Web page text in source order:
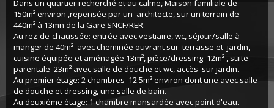
Dans un quartier recherché et au calme, Maison familiale de
150m² environ ,repensée par un architecte, sur un terrain de
440m² à 13mn de la Gare SNCF/RER.
Au rez-de-chaussée: entrée avec vestiaire, wc, séjour/salle à
manger de 40m² avec cheminée ouvrant sur terrasse et jardin,
cuisine équipée et aménagée 13m², pièce/dressing 12m² , suite
parentale 23m² avec salle de douche et wc, accès sur jardin.
Au premier étage: 2 chambres 12.5m² environ dont une avec salle
de douche et dressing, une salle de bain.
Au deuxième étage: 1 chambre mansardée avec point d'eau.